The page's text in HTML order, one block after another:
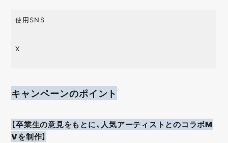
使用SNS
X
キャンペーンのポイント
【卒業生の意見をもとに、人気アーティストとのコラボM
Vを制作】